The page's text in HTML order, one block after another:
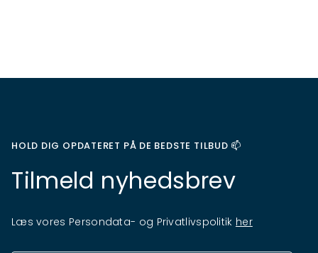
HOLD DIG OPDATERET PÅ DE BEDSTE TILBUD 📫
Tilmeld nyhedsbrev
Læs vores Persondata- og Privatlivspolitik her